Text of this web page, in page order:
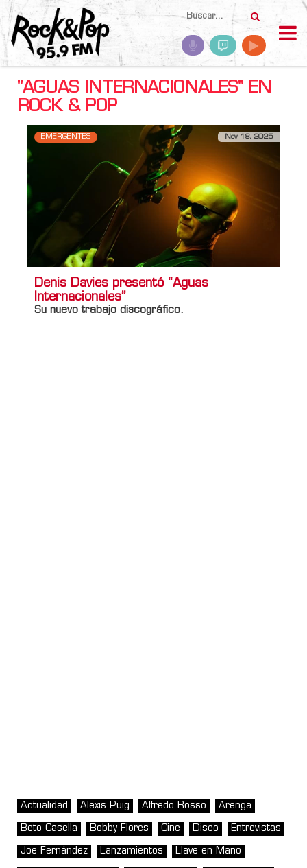
"AGUAS INTERNACIONALES" EN
ROCK & POP
EMERGENTES Nov 18, 2025
Denis Davies presentó “Aguas
Internacionales”
Su nuevo trabajo discográfico.
Actualidad Alexis Puig Alfredo Rosso Arenga
Beto Casella Bobby Flores Cine Disco Entrevistas
Joe Fernández Lanzamientos Llave en Mano